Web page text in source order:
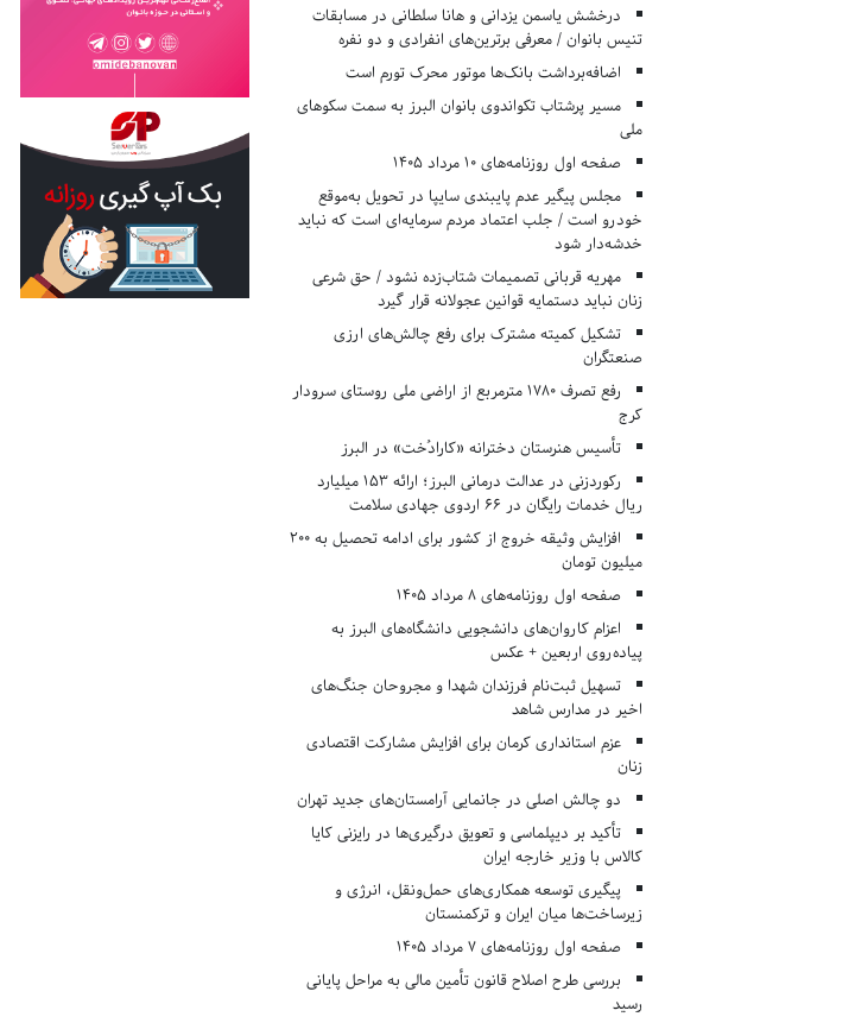
درخشش یاسمن یزدانی و هانا سلطانی در مسابقات
تنیس بانوان / معرفی برترین‌های انفرادی و دو نفره
اضافه‌برداشت بانک‌ها موتور محرک تورم است
مسیر پرشتاب تکواندوی بانوان البرز به سمت سکوهای
ملی
صفحه اول روزنامه‌های 10 مرداد 1405
مجلس پیگیر عدم پایبندی سایپا در تحویل به‌موقع
خودرو است / جلب اعتماد مردم سرمایه‌ای است که نباید
خدشه‌دار شود
مهریه قربانی تصمیمات شتاب‌زده نشود / حق شرعی
زنان نباید دستمایه قوانین عجولانه قرار گیرد
تشکیل کمیته مشترک برای رفع چالش‌های ارزی
صنعتگران
رفع تصرف ۱۷۸۰ مترمربع از اراضی ملی روستای سرودار
کرج
تأسیس هنرستان دخترانه «کارادُخت» در البرز
رکوردزنی در عدالت درمانی البرز؛ ارائه ۱۵۳ میلیارد
ریال خدمات رایگان در ۶۶ اردوی جهادی سلامت
افزایش وثیقه خروج از کشور برای ادامه تحصیل به ۲۰۰
میلیون تومان
صفحه اول روزنامه‌های 8 مرداد 1405
اعزام کاروان‌های دانشجویی دانشگاه‌های البرز به
پیاده‌روی اربعین + عکس
تسهیل ثبت‌نام فرزندان شهدا و مجروحان جنگ‌های
اخیر در مدارس شاهد
عزم استانداری کرمان برای افزایش مشارکت اقتصادی
زنان
دو چالش اصلی در جانمایی آرامستان‌های جدید تهران
تأکید بر دیپلماسی و تعویق درگیری‌ها در رایزنی کایا
کالاس با وزیر خارجه ایران
پیگیری توسعه همکاری‌های حمل‌ونقل، انرژی و
زیرساخت‌ها میان ایران و ترکمنستان
صفحه اول روزنامه‌های 7 مرداد 1405
بررسی طرح اصلاح قانون تأمین مالی به مراحل پایانی
رسید